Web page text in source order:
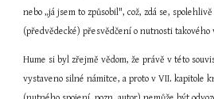
nebo „já jsem to způsobil", což, zdá se,
(předvědecké) přesvědčení o nutnosti takového
Hume si byl zřejmě vědom, že právě v této
vystaveno silné námitce, a proto v VII. kapitole